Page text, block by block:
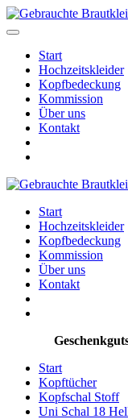
Start
Hochzeitskleider
Kopfbedeckung
Kommission
Über uns
Kontakt
Start
Hochzeitskleider
Kopfbedeckung
Kommission
Über uns
Kontakt
Start
Kopftücher
Kopfschal Stoff
Uni Schal 18